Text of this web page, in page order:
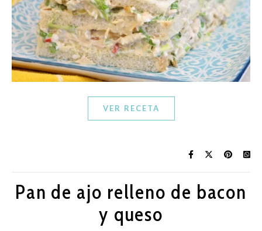
VER RECETA
Pan de ajo relleno de bacon
y queso